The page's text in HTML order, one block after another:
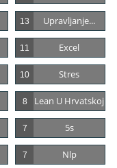
Upravljanje...
13
Excel
11
Stres
10
Lean U Hrvatskoj
8
5s
7
Nlp
7